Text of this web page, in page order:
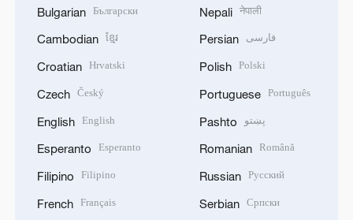
Bulgarian Български
Cambodian ខ្មែរ
Croatian Hrvatski
Czech Český
English English
Esperanto Esperanto
Filipino Filipino
French Français
Nepali नेपाली
Persian فارسی
Polish Polski
Portuguese Português
Pashto پښتو
Romanian Română
Russian Русский
Serbian Српски